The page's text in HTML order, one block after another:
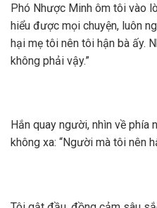
Phó Nhược Minh ôm tôi vào
hiểu được mọi chuyện, luôn
hại mẹ tôi nên tôi hận bà ấy.
không phải vậy.”
Hắn quay người, nhìn về phía
không xa: “Người mà tôi nên